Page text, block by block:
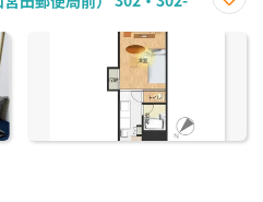
に入